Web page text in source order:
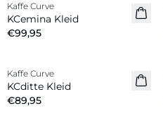
Neuheiten
Kaffe Curve
KCemina Kleid
€99,95
Neuheiten
Kaffe Curve
KCditte Kleid
€89,95